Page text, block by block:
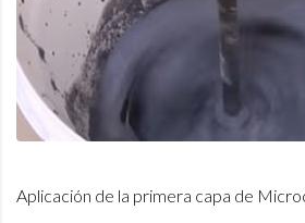
Aplicación de la primera capa de